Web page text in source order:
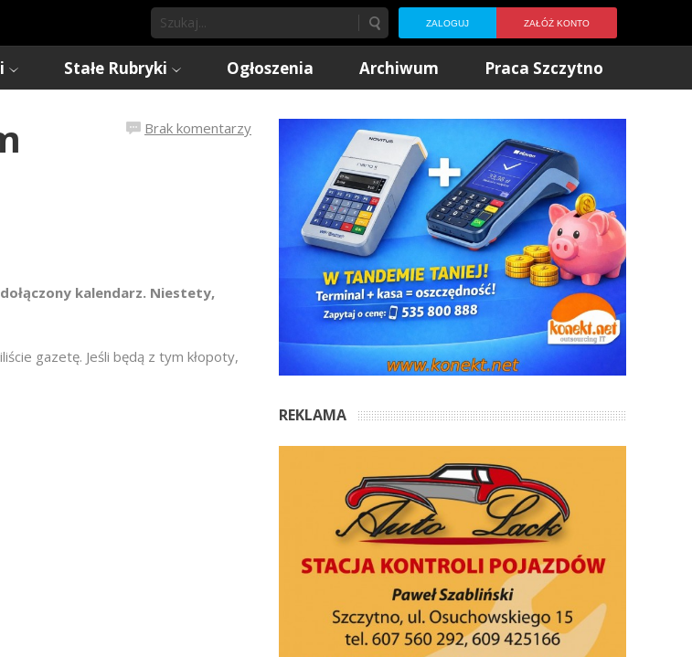
ZALOGUJ ZAŁÓŻ KONTO
Stałe Rubryki Ogłoszenia Archiwum Praca Szczytno
Brak komentarzy
kalendarz. Niestety,
gazetę. Jeśli będą z tym kłopoty,
REKLAMA